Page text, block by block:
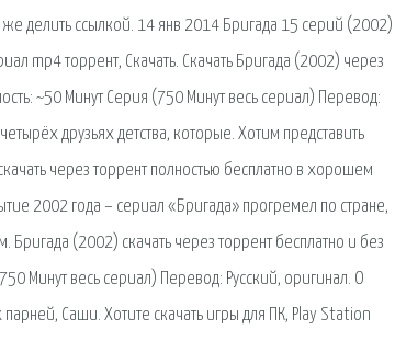
делить ссылкой. 14 янв 2014 Бригада 15 серий (2002)
mp4 торрент, Скачать. Скачать Бригада (2002) через
~50 Минут Серия (750 Минут весь сериал) Перевод:
друзьях детства, которые. Хотим представить
через торрент полностью бесплатно в хорошем
2002 года – сериал «Бригада» прогремел по стране,
(2002) скачать через торрент бесплатно и без
Минут весь сериал) Перевод: Русский, оригинал. О
Саши. Хотите скачать игры для ПК, Play Station